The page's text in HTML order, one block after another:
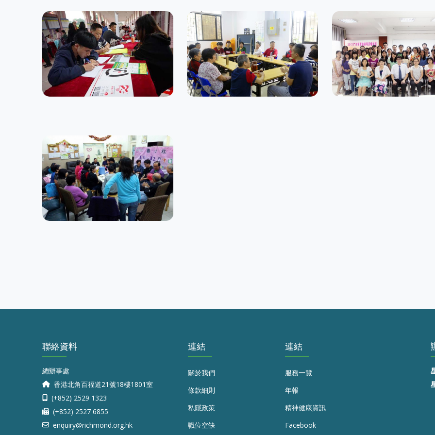
恩平市利康社會工作服務中
心
中國社會服務發展計劃
廣州利康社會工作服務中心
中國社會服務發展計劃
廣州利民精神健康社會
資源中心
中國社會服務發展計劃
聯心社
家屬支援服務
聯絡資料
總辦事處
香港北角百福道21號18樓1801室
(+852) 2529 1323
(+852) 2527 6855
enquiry@richmond.org.hk
連結
關於我們
條款細則
私隱政策
職位空缺
連結
服務一覽
年報
精神健康資訊
Facebook